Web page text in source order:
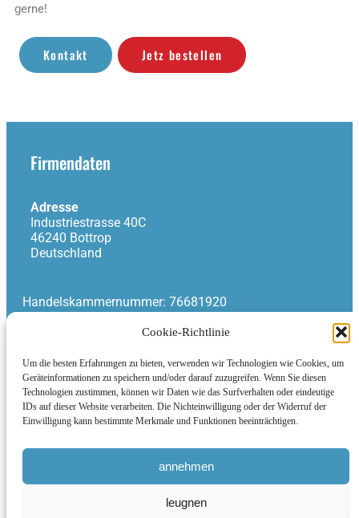
Cookie-Richtlinie
Um die besten Erfahrungen zu bieten, verwenden wir Technologien wie Cookies, um
Geräteinformationen zu speichern und/oder darauf zuzugreifen. Wenn Sie diesen
Technologien zustimmen, können wir Daten wie das Surfverhalten oder eindeutige
IDs auf dieser Website verarbeiten. Die Nichteinwilligung oder der Widerruf der
Einwilligung kann bestimmte Merkmale und Funktionen beeinträchtigen.
annehmen
leugnen
gerne!
Kontakt Jetz bestellen
Firmendaten
Adresse
Industriestrasse 40C
46240 Bottrop
Deutschland
Handelskammernummer: 76681920
Umsatzsteuernummer: NL860745090B01
Informationen
Allgemeine Geschäftsbedingungen
Allgemeine Geschäftsbedingungen für die Lieferung